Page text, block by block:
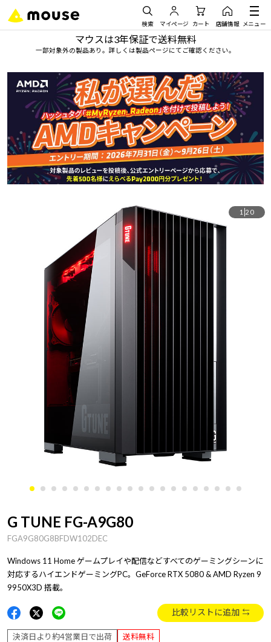
検索 マイページ カート 店舗情報 メニュー
マウスは3年保証で送料無料
一部対象外の製品あり。詳しくは製品ページにてご確認ください。
1 20
G TUNE FG-A9G80
FGA9G80G8BFDW102DEC
Windows 11 Home ゲームプレイや配信などすべてのゲーミングシーンに
対応するハイエンドゲーミングPC。GeForce RTX 5080 & AMD Ryzen 9
9950X3D 搭載。
比較リストに追加
決済日より約4営業日で出荷 送料無料